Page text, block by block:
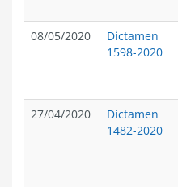
08/05/2020
Dictamen
1598-2020
27/04/2020
Dictamen
1482-2020